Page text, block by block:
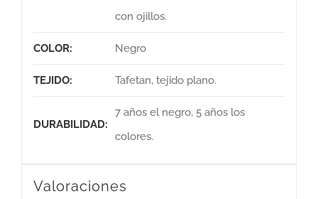
con ojillos.
COLOR: Negro
TEJIDO: Tafetan, tejido plano.
DURABILIDAD:
7 años el negro, 5 años los
colores.
Valoraciones